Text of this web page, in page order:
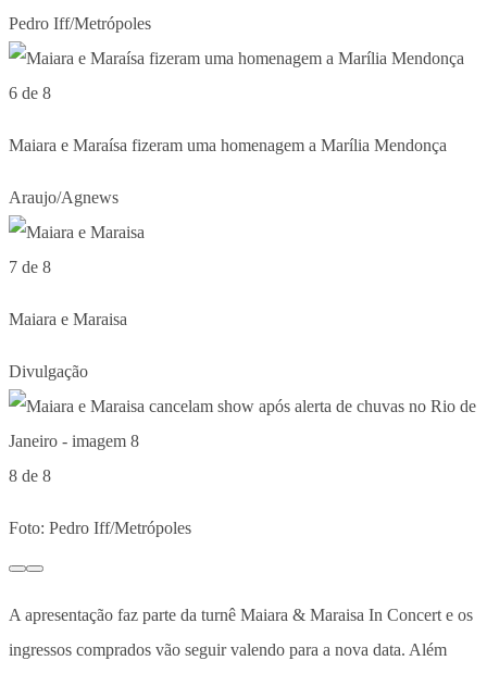
Pedro Iff/Metrópoles
6 de 8
Maiara e Maraísa fizeram uma homenagem a Marília Mendonça
Araujo/Agnews
7 de 8
Maiara e Maraisa
Divulgação
8 de 8
Foto: Pedro Iff/Metrópoles
A apresentação faz parte da turnê Maiara & Maraisa In Concert e os
ingressos comprados vão seguir valendo para a nova data. Além